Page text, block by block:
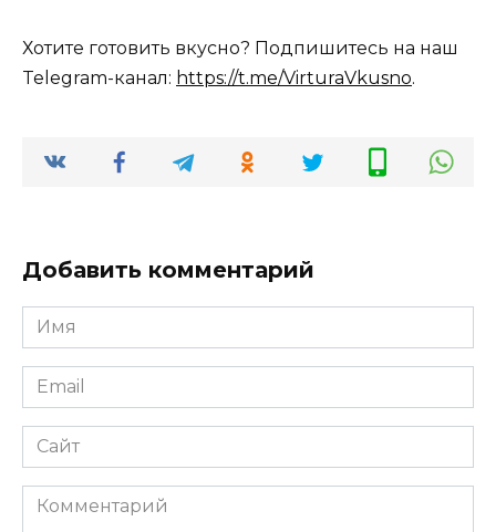
Хотите готовить вкусно? Подпишитесь на наш
Telegram-канал: https://t.me/VirturaVkusno.
Добавить комментарий
Имя
*
Email
*
Сайт
Комментарий